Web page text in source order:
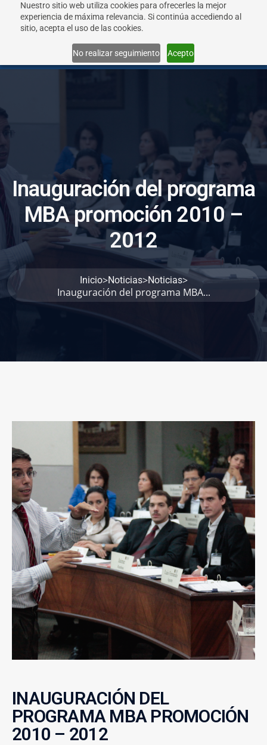
Nuestro sitio web utiliza cookies para ofrecerles la mejor
experiencia de máxima relevancia. Si continúa accediendo al
sitio, acepta el uso de las cookies.
No realizar seguimiento Acepto
Inauguracióndel programa
MBApromoción 2010 –
2012
Inicio>Noticias>Noticias>
Inauguración del programa MBA...
INAUGURACIÓN DEL
PROGRAMA MBA PROMOCIÓN
2010 – 2012